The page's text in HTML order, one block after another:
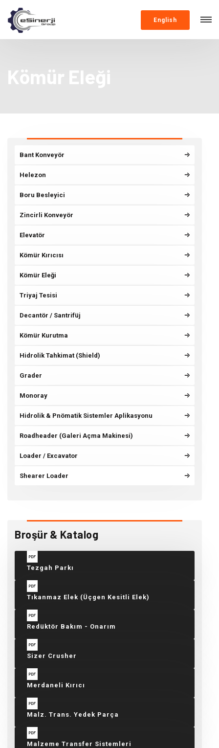
English
Kömür Eleği
Bant Konveyör
Helezon
Boru Besleyici
Zincirli Konveyör
Elevatör
Kömür Kırıcısı
Kömür Eleği
Triyaj Tesisi
Decantör / Santrifüj
Kömür Kurutma
Hidrolik Tahkimat (Shield)
Grader
Monoray
Hidrolik & Pnömatik Sistemler Aplikasyonu
Roadheader (Galeri Açma Makinesi)
Loader / Excavator
Shearer Loader
Broşür & Katalog
Tezgah Parkı
Tıkanmaz Elek (Üçgen Kesitli Elek)
Redüktör Bakım - Onarım
Sizer Crusher
Merdaneli Kırıcı
Malz. Trans. Yedek Parça
Malzeme Transfer Sistemleri